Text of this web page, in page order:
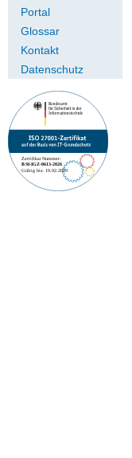
Portal
Glossar
Kontakt
Datenschutz